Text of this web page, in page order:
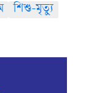
শিশু-মৃত্যু